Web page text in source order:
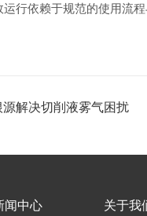
依赖于规范的使用流程
解决切削液雾气困扰
闻中心 关于我